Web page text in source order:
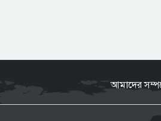
আমাদের